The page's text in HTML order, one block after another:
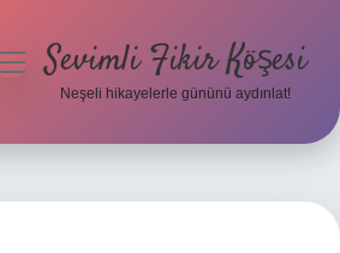
Sevimli Fikir Köşesi
Neşeli hikayelerle gününü aydınlat!